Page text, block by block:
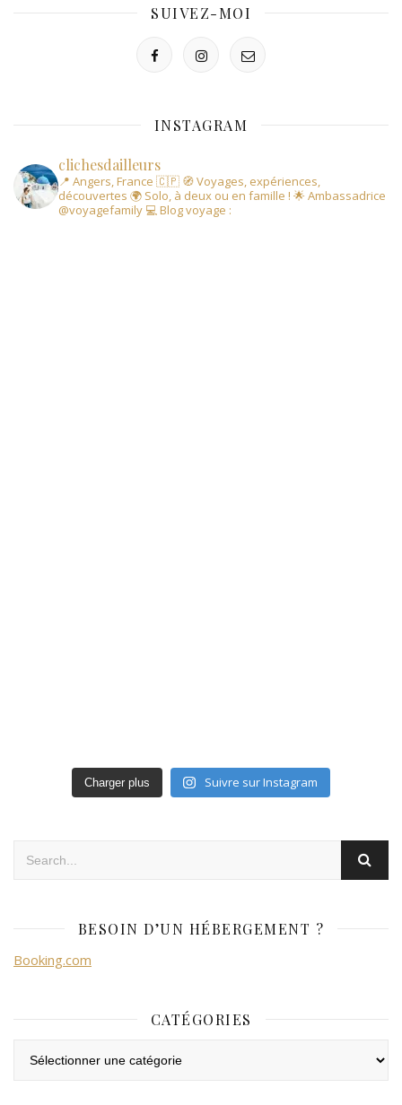
SUIVEZ-MOI
INSTAGRAM
clichesdailleurs
📍 Angers, France 🇨🇵 🧭 Voyages, expériences,
découvertes 🌍 Solo, à deux ou en famille ! 🌟 Ambassadrice
@voyagefamily 💻 Blog voyage :
Charger plus Suivre sur Instagram
BESOIN D’UN HÉBERGEMENT ?
Booking.com
CATÉGORIES